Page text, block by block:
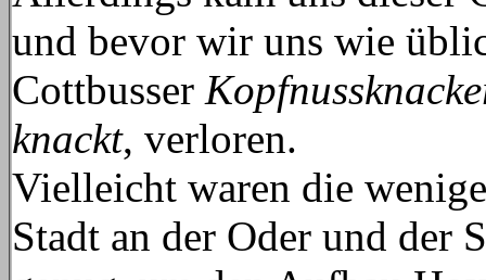
und bevor wir uns wie
Cottbusser
knackt, verloren.
Vielleicht waren die
Stadt an der Oder und der